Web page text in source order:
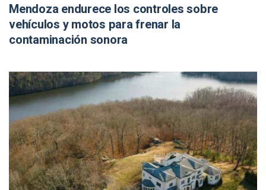
Mendoza endurece los controles sobre
vehículos y motos para frenar la
contaminación sonora